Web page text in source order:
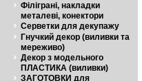
Філіграні, накладки
металеві, конектори
Серветки для декупажу
Гнучкий декор (виливки та
мереживо)
Декор з модельного
ПЛАСТИКА (виливки)
ЗАГОТОВКИ для